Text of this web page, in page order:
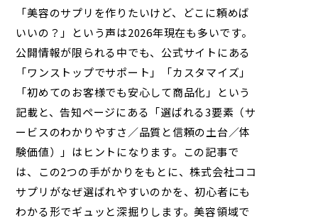
「美容のサプリを作りたいけど、どこに頼めば
いいの？」という声は2026年現在も多いです。
公開情報が限られる中でも、公式サイトにある
「ワンストップでサポート 」「カスタマイズ」
「初めてのお客様でも安心して商品化 」という
記載と、告知ページにある「選ばれる3要素（サ
ービスのわかりやすさ／品質と信頼の土台／体
験価値）」はヒントになります。この記事で
は、この2つの手がかりをもとに、株式会社ココ
サプリ がなぜ選ばれやすいのかを、初心者にも
わかる形でギュッと深掘りします。美容領域で